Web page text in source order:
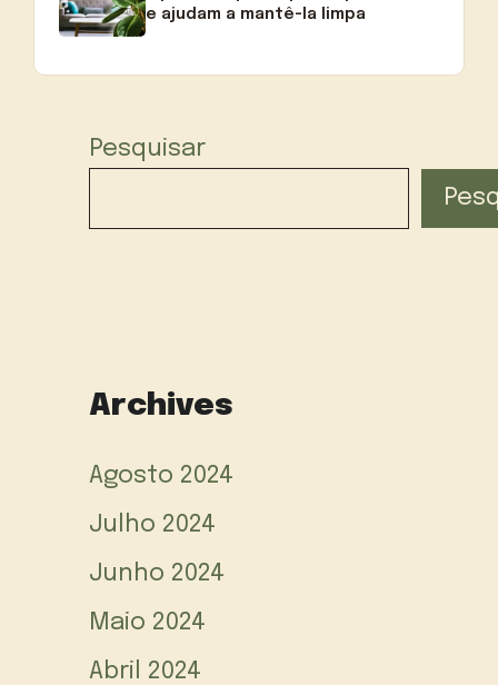
e ajudam a mantê-la limpa
Pesquisar
Archives
Agosto 2024
Julho 2024
Junho 2024
Maio 2024
Abril 2024